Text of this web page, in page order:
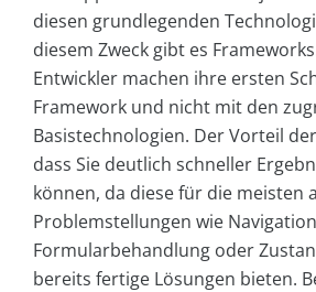
diesen grundlegenden
diesem Zweck gibt es
Entwickler machen ihre ersten
Framework und nicht mit den
Basistechnologien. Der Vorteil
dass Sie deutlich schneller
können, da diese für die meisten
Problemstellungen wie
Formularbehandlung oder
bereits fertige Lösungen bieten.